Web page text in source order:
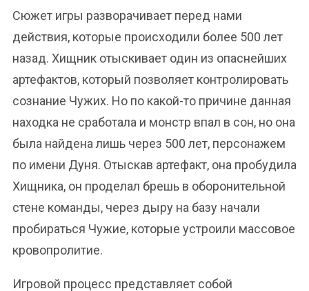
Сюжет игры разворачивает перед нами
действия, которые происходили более 500 лет
назад. Хищник отыскивает один из опаснейших
артефактов, который позволяет контролировать
сознание Чужих. Но по какой-то причине данная
находка не сработала и монстр впал в сон, но она
была найдена лишь через 500 лет, персонажем
по имени Дуня. Отыскав артефакт, она пробудила
Хищника, он проделал брешь в оборонительной
стене команды, через дыру на базу начали
пробираться Чужие, которые устроили массовое
кровопролитие.
Игровой процесс представляет собой